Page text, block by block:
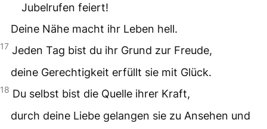
Jubelrufen feiert!
Deine Nähe macht ihr Leben hell.
17 Jeden Tag bist du ihr Grund zur Freude,
deine Gerechtigkeit erfüllt sie mit Glück.
18 Du selbst bist die Quelle ihrer Kraft,
durch deine Liebe gelangen sie zu Ansehen und